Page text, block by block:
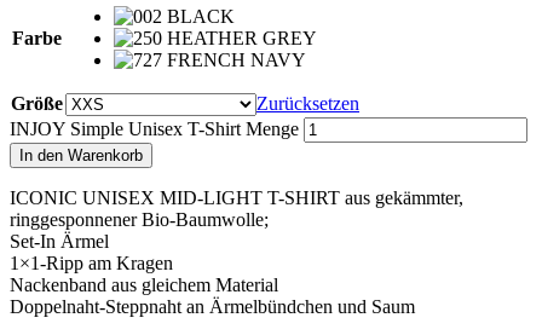
Farbe
Größe
Zurücksetzen
INJOY Simple Unisex T-Shirt Menge
In den Warenkorb
ICONIC UNISEX MID-LIGHT T-SHIRT aus gekämmter,
ringgesponnener Bio-Baumwolle;
Set-In Ärmel
1×1-Ripp am Kragen
Nackenband aus gleichem Material
Doppelnaht-Steppnaht an Ärmelbündchen und Saum